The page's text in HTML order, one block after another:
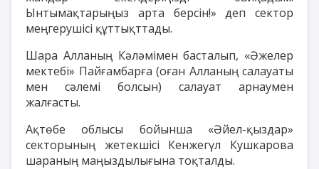
Ынтымақтарыңыз арта берсін!» деп сектор
меңгерушісі құттықттады.
Шара Алланың Кәләмімен басталып, «Әжелер
мектебі» Пайғамбарға (оған Алланың салауаты
мен сәлемі болсын) салауат арнаумен
жалғасты.
Ақтөбе облысы бойынша «Әйел-қыздар»
секторының жетекшісі Кенжегүл Кушкарова
шараның маңыздылығына тоқталды.